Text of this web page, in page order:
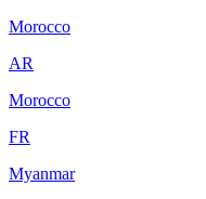
Morocco
AR
Morocco
FR
Myanmar